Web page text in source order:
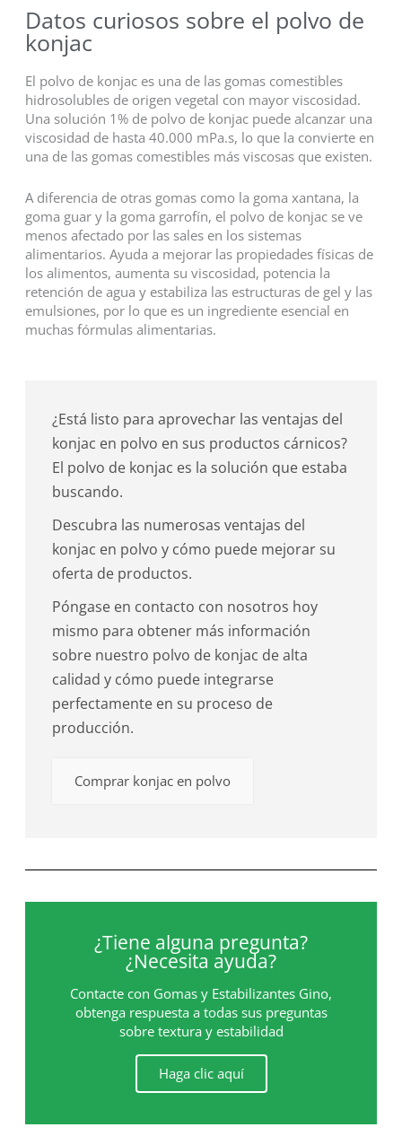
Datos curiosos sobre el polvo de
konjac
El polvo de konjac es una de las gomas comestibles
hidrosolubles de origen vegetal con mayor viscosidad.
Una solución 1% de polvo de konjac puede alcanzar una
viscosidad de hasta 40.000 mPa.s, lo que la convierte en
una de las gomas comestibles más viscosas que existen.
A diferencia de otras gomas como la goma xantana, la
goma guar y la goma garrofín, el polvo de konjac se ve
menos afectado por las sales en los sistemas
alimentarios. Ayuda a mejorar las propiedades físicas de
los alimentos, aumenta su viscosidad, potencia la
retención de agua y estabiliza las estructuras de gel y las
emulsiones, por lo que es un ingrediente esencial en
muchas fórmulas alimentarias.
¿Está listo para aprovechar las ventajas del
konjac en polvo en sus productos cárnicos?
El polvo de konjac es la solución que estaba
buscando.
Descubra las numerosas ventajas del
konjac en polvo y cómo puede mejorar su
oferta de productos.
Póngase en contacto con nosotros hoy
mismo para obtener más información
sobre nuestro polvo de konjac de alta
calidad y cómo puede integrarse
perfectamente en su proceso de
producción.
Comprar konjac en polvo
¿Tiene alguna pregunta?
¿Necesita ayuda?
Contacte con Gomas y Estabilizantes Gino,
obtenga respuesta a todas sus preguntas
sobre textura y estabilidad
Haga clic aquí